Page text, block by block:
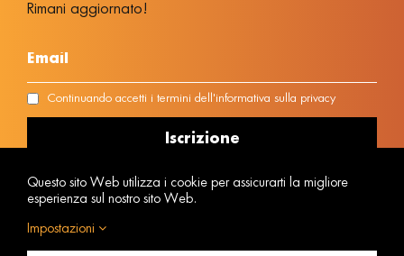
Rimani aggiornato!
Continuando accetti i termini dell'informativa sulla privacy
Numero di Registro della Impresa: 1042E00810170301
Questo sito Web utilizza i cookie per assicurarti la migliore
esperienza sul nostro sito Web.
Impostazioni